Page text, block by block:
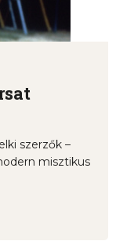
szerzők –
misztikus